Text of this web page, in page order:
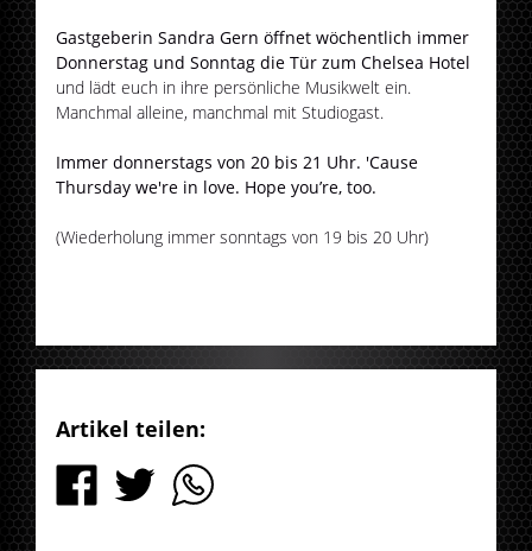
Gastgeberin Sandra Gern öffnet wöchentlich immer
Donnerstag und Sonntag die Tür zum Chelsea Hotel
und lädt euch in ihre persönliche Musikwelt ein.
Manchmal alleine, manchmal mit Studiogast.
Immer donnerstags von 20 bis 21 Uhr. 'Cause
Thursday we're in love. Hope you’re, too.
(Wiederholung immer sonntags von 19 bis 20 Uhr)
Artikel teilen: